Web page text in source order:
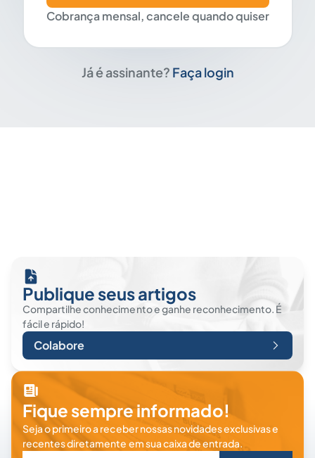
Cobrança mensal, cancele quando quiser
Já é assinante? Faça login
Publique seus artigos
Compartilhe conhecimento e ganhe reconhecimento. É
fácil e rápido!
Colabore
Fique sempre informado!
Seja o primeiro a receber nossas novidades exclusivas e
recentes diretamente em sua caixa de entrada.